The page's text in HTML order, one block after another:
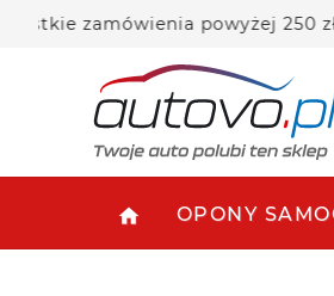
zamówienia powyżej 250 zł!
home OPONY